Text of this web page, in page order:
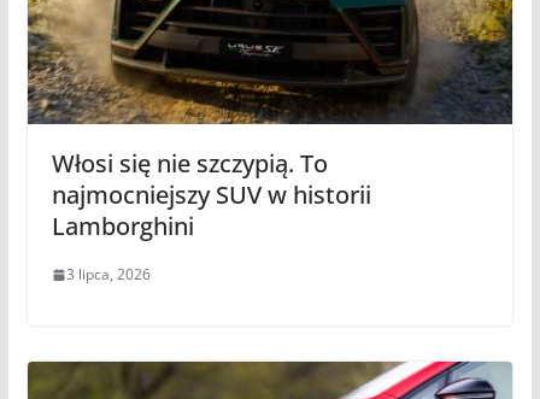
Włosi się nie szczypią. To
najmocniejszy SUV w historii
Lamborghini
3 lipca, 2026